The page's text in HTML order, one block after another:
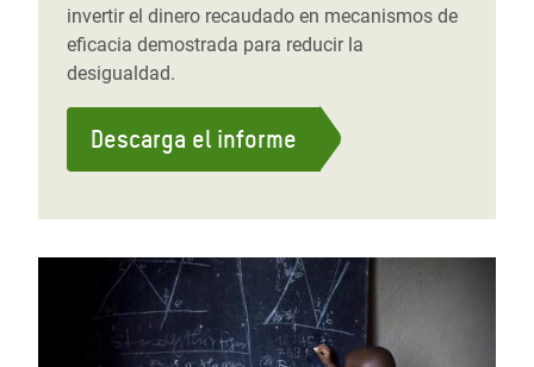
invertir el dinero recaudado en mecanismos de
eficacia demostrada para reducir la
desigualdad.
Descarga el informe